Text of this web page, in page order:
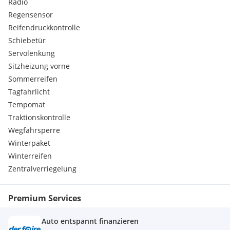
Kindersicherung, für hintere Türen
Scheibenbremsen vorn, Trommelbremsen hinten
Heckklappengriff in Wagenfarbe lackiert
Lackierung : Uni-Lackierung
Teppichfußmatten vorn und hinten
Stoßfänger hinten in Wagenfarbe
Umluftheizung
Radzierkappen
12-Volt-Anschluss in der Mittelkonsole
Scheinwerfer-Assistent
Stoßfänger vorne in Wagenfarbe lackiert
Manuelle Handbremse
Gurtwarner für Fahrer und Beifahrer
Standardbatterie (einfach)
Sonnenblende für Beifahrer
Verglasung hinten
Innenspiegel, manuell
Regensensor
Reifendruckkontrolle
Schiebetür
Servolenkung
Sitzheizung vorne
Sommerreifen
Tagfahrlicht
Tempomat
Traktionskontrolle
Wegfahrsperre
Winterpaket
Winterreifen
Zentralverriegelung
Premium Services
Auto entspannt finanzieren